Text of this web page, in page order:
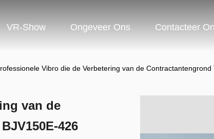
VR-Show Ongeveer Ons Contacteer
Vibro die de Verbetering van de
van de
426